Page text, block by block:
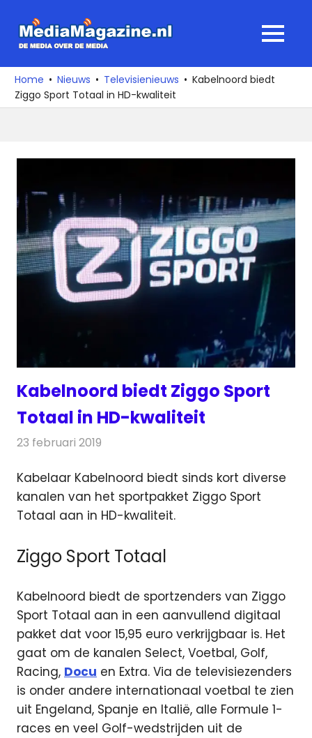
naar
media
over
de
MENU
Home Nieuws Televisienieuws
Kabelnoord biedt
Ziggo Sport Totaal in HD-kwaliteit
Kabelnoord biedt Ziggo Sport
Totaal in HD-kwaliteit
23 februari 2019
Kabelaar Kabelnoord biedt sinds kort diverse
kanalen van het sportpakket Ziggo Sport
Totaal aan in HD-kwaliteit.
Ziggo Sport Totaal
Kabelnoord biedt de sportzenders van Ziggo
Sport Totaal aan in een aanvullend digitaal
pakket dat voor 15,95 euro verkrijgbaar is. Het
gaat om de kanalen Select, Voetbal, Golf,
Racing, Docu en Extra. Via de televisiezenders
is onder andere internationaal voetbal te zien
uit Engeland, Spanje en Italië, alle Formule 1-
races en veel Golf-wedstrijden uit de